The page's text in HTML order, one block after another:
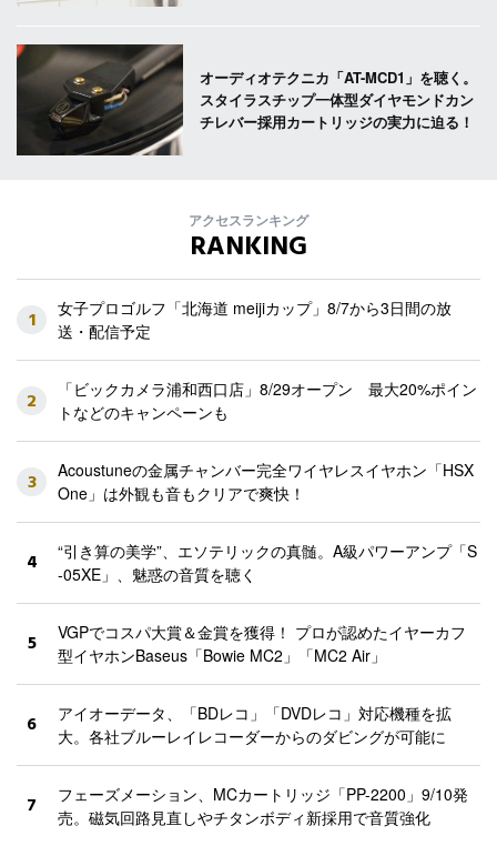
オーディオテクニカ「AT-MCD1」を聴く。
スタイラスチップ一体型ダイヤモンドカン
チレバー採用カートリッジの実力に迫る！
アクセスランキング
RANKING
1
女子プロゴルフ「北海道 meijiカップ」8/7から3日間の放
送・配信予定
2
「ビックカメラ浦和西口店」8/29オープン 最大20%ポイン
トなどのキャンペーンも
3
Acoustuneの金属チャンバー完全ワイヤレスイヤホン「HSX
One」は外観も音もクリアで爽快！
4
“引き算の美学”、エソテリックの真髄。A級パワーアンプ「S
-05XE」、魅惑の音質を聴く
5
VGPでコスパ大賞＆金賞を獲得！ プロが認めたイヤーカフ
型イヤホンBaseus「Bowie MC2」「MC2 Air」
6
アイオーデータ、「BDレコ」「DVDレコ」対応機種を拡
大。各社ブルーレイレコーダーからのダビングが可能に
7
フェーズメーション、MCカートリッジ「PP-2200」9/10発
売。磁気回路見直しやチタンボディ新採用で音質強化